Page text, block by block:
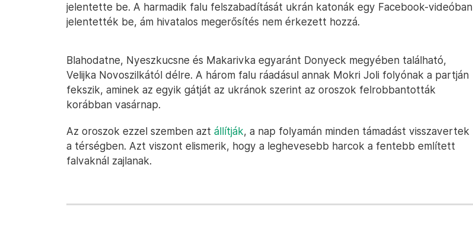
jelentette be. A harmadik falu felszabadítását ukrán katonák egy Facebook-videóban
jelentették be, ám hivatalos megerősítés nem érkezett hozzá.
Blahodatne, Nyeszkucsne és Makarivka egyaránt Donyeck megyében található,
Velijka Novoszilkától délre. A három falu ráadásul annak Mokri Joli folyónak a partján
fekszik, aminek az egyik gátját az ukránok szerint az oroszok felrobbantották
korábban vasárnap.
Az oroszok ezzel szemben azt állítják, a nap folyamán minden támadást visszavertek
a térségben. Azt viszont elismerik, hogy a leghevesebb harcok a fentebb említett
falvaknál zajlanak.